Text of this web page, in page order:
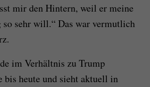
mir den Hintern, weil er meine
so sehr will.“ Das war vermutlich
im Verhältnis zu Trump
bis heute und sieht aktuell in